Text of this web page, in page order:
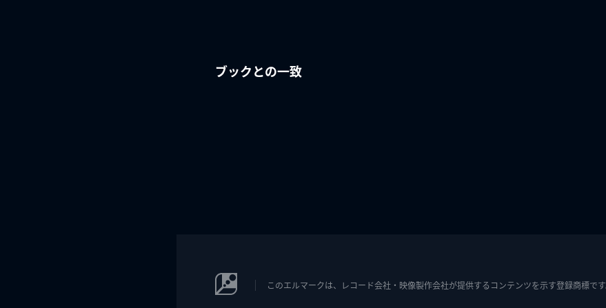
ブックとの一致
このエルマークは、レコード会社・映像製作会社が提供するコンテンツを示す登録商標で